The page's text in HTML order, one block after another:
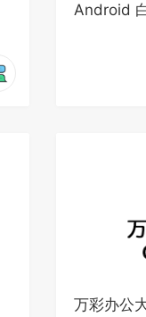
Android
万彩办公